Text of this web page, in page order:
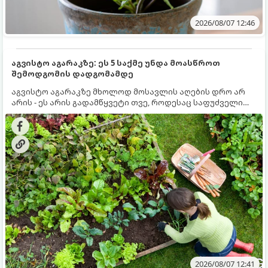
2026/08/07 12:46
აგვისტო აგარაკზე: ეს 5 საქმე უნდა მოასწროთ
შემოდგომის დადგომამდე
აგვისტო აგარაკზე მხოლოდ მოსავლის აღების დრო არ
არის - ეს არის გადამწყვეტი თვე, როდესაც საფუძველი
ეყრება მომავალი წლის მოსავალს და ბაღი მზადდება
შემოდგომა-ზამთრის სეზონისთვის. იმისათვის, რომ
ნიადაგმა ენერგია აღიდგინოს, ხოლო მცენარეებმა
ზამთარს გაუძლონ, აგვისტოს ბოლომდე 5
მნიშვნელოვანი საქმის გაკეთება უნდა მოასწროთ:
2026/08/07 12:41